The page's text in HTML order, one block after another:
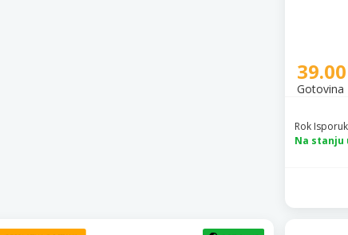
Gotovina
Rok
Na stanju